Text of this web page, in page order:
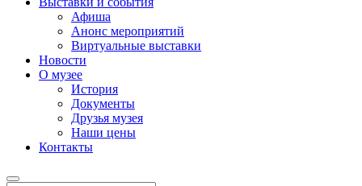
Афиша
Анонс мероприятий
Виртуальные выставки
Новости
О музее
История
Документы
Друзья музея
Наши цены
Контакты